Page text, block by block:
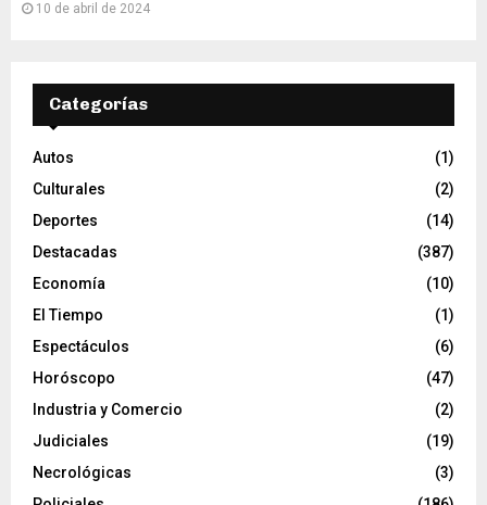
10 de abril de 2024
Categorías
Autos
(1)
Culturales
(2)
Deportes
(14)
Destacadas
(387)
Economía
(10)
El Tiempo
(1)
Espectáculos
(6)
Horóscopo
(47)
Industria y Comercio
(2)
Judiciales
(19)
Necrológicas
(3)